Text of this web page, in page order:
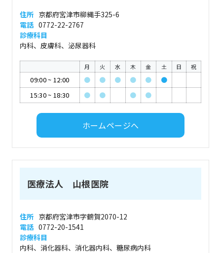
住所 京都府宮津市柳縄手325-6
電話 0772-22-2767
診療科目
内科、皮膚科、泌尿器科
月 火 水 木 金 土 日 祝
09:00~ 12:00 ● ● ● ● ●
●
15:30~ 18:30 ● ● ● ●
ホームページへ
医療法人 山根医院
住所 京都府宮津市字鶴賀2070-12
電話 0772-20-1541
診療科目
内科、消化器科、消化器内科、糖尿病内科